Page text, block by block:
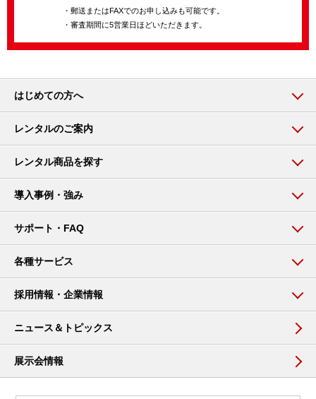
・郵送またはFAXでのお申し込みも可能です。
・審査期間に5営業日ほどいただきます。
はじめての方へ
レンタルのご案内
レンタル商品を探す
導入事例・強み
サポート・FAQ
各種サービス
採用情報・企業情報
ニュース＆トピックス
展示会情報